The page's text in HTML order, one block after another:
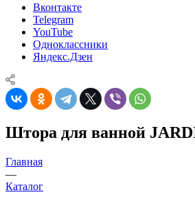
Вконтакте
Telegram
YouTube
Одноклассники
Яндекс.Дзен
Штора для ванной
Главная
—
Каталог